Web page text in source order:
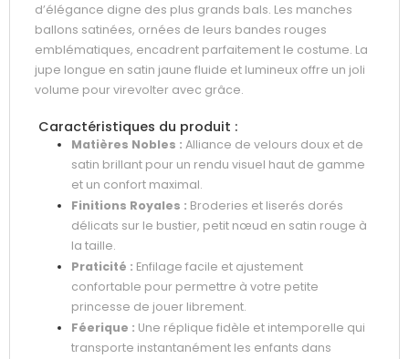
d’élégance digne des plus grands bals. Les manches
ballons satinées, ornées de leurs bandes rouges
emblématiques, encadrent parfaitement le costume. La
jupe longue en satin jaune fluide et lumineux offre un joli
volume pour virevolter avec grâce.
Caractéristiques du produit :
Matières Nobles : Alliance de velours doux et de
satin brillant pour un rendu visuel haut de gamme
et un confort maximal.
Finitions Royales : Broderies et liserés dorés
délicats sur le bustier, petit nœud en satin rouge à
la taille.
Praticité : Enfilage facile et ajustement
confortable pour permettre à votre petite
princesse de jouer librement.
Féerique : Une réplique fidèle et intemporelle qui
transporte instantanément les enfants dans